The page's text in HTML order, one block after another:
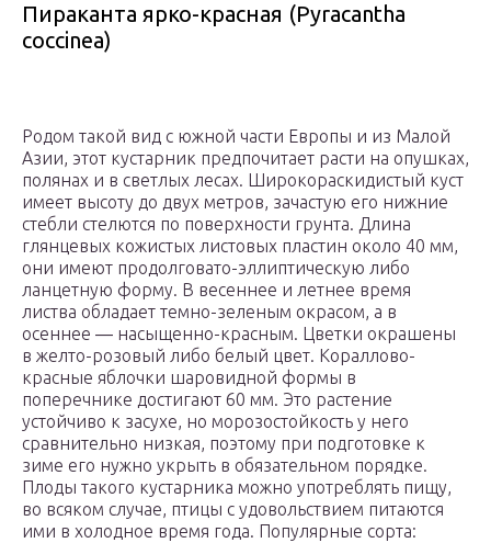
Пираканта ярко-красная (Pyracantha
coccinea)
Родом такой вид с южной части Европы и из Малой
Азии, этот кустарник предпочитает расти на опушках,
полянах и в светлых лесах. Широкораскидистый куст
имеет высоту до двух метров, зачастую его нижние
стебли стелются по поверхности грунта. Длина
глянцевых кожистых листовых пластин около 40 мм,
они имеют продолговато-эллиптическую либо
ланцетную форму. В весеннее и летнее время
листва обладает темно-зеленым окрасом, а в
осеннее ― насыщенно-красным. Цветки окрашены
в желто-розовый либо белый цвет. Кораллово-
красные яблочки шаровидной формы в
поперечнике достигают 60 мм. Это растение
устойчиво к засухе, но морозостойкость у него
сравнительно низкая, поэтому при подготовке к
зиме его нужно укрыть в обязательном порядке.
Плоды такого кустарника можно употреблять пищу,
во всяком случае, птицы с удовольствием питаются
ими в холодное время года. Популярные сорта: